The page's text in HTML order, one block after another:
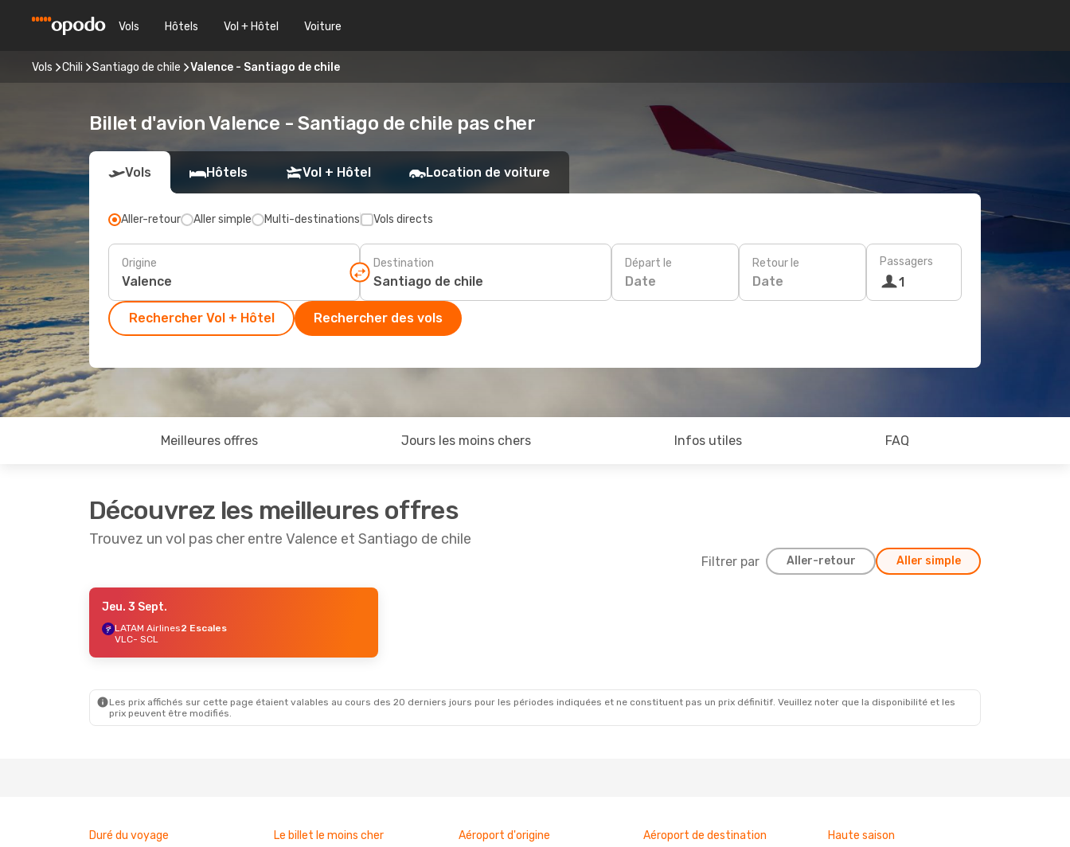
Vols Hôtels Vol + Hôtel Voiture
Vols Chili Santiago de chile Valence - Santiago de chile
Billet d'avion Valence - Santiago de chile pas cher
Vols Hôtels Vol + Hôtel Location de voiture
Aller-retour Aller simple Multi-destinations Vols directs
Origine Destination Départ le
Date
Retour le
Date
Passagers
1
Rechercher Vol + Hôtel Rechercher des vols
Meilleures offres Jours les moins chers Infos utiles FAQ
Découvrez les meilleures offres
Trouvez un vol pas cher entre Valence et Santiago de chile
Filtrer par Aller-retour Aller simple
- Dim. 23 Août
Jeu. 3 Sept.
LATAM Airlines2 Escales
VLC- SCL
Les prix affichés sur cette page étaient valables au cours des 20 derniers jours pour les périodes indiquées et ne constituent pas un prix définitif. Veuillez noter que la disponibilité et les
prix peuvent être modifiés.
Duré du voyage Le billet le moins cher Aéroport d'origine Aéroport de destination Haute saison